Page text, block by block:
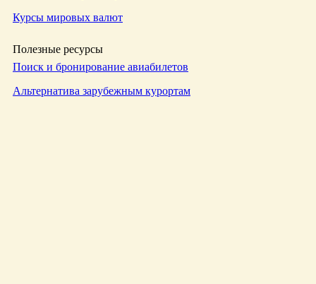
Курсы мировых валют
Полезные ресурсы
Поиск и бронирование авиабилетов
Альтернатива зарубежным курортам